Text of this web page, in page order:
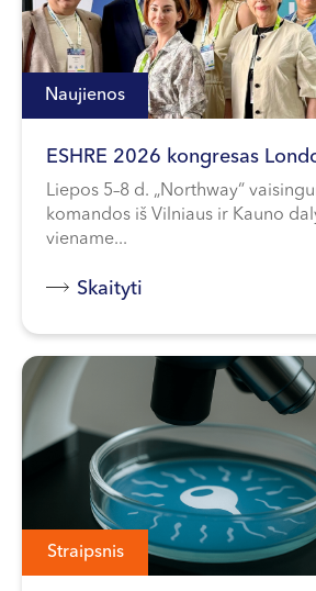
Naujienos
ESHRE 2026 kongresas
Liepos 5–8 d. „Northway“
komandos iš Vilniaus ir Kauno
viename...
Skaityti
Straipsnis